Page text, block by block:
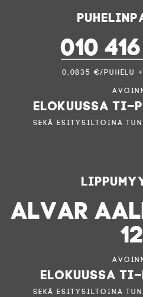
010
0,0835 €/puhelu
elokuussa
sekä esitysiltoina
ALVAR
12
elokuussa
sekä esitysiltoina